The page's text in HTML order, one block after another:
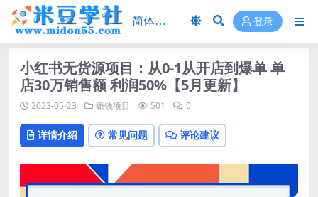
登录
小红书无货源项目：从0-1从开店到爆单 单
店30万销售额 利润50%【5月更新】
2023-05-23 赚钱项目 501 0
详情介绍 常见问题 评论建议